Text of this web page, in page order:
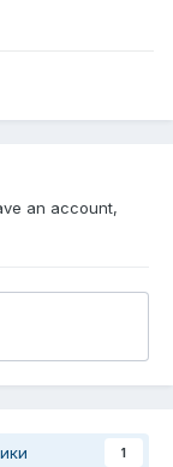
an account,
1